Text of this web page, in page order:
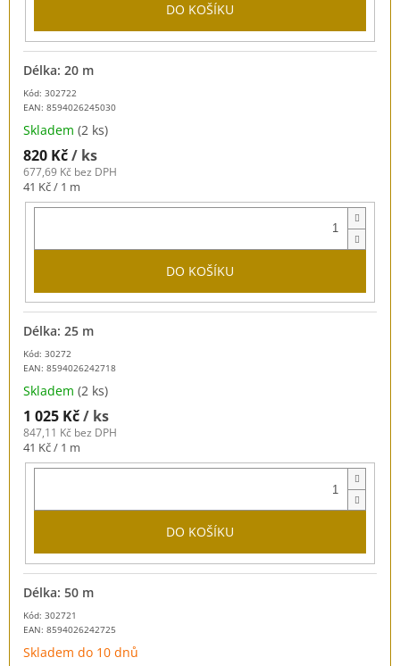
DO KOŠÍKU
Kód: 302722
EAN: 8594026245030
Délka: 20 m
Skladem (2 ks)
820 Kč/ ks
677,69 Kč bez DPH
Měrná
cena:
41 Kč / 1 m
DO KOŠÍKU
Kód: 30272
EAN: 8594026242718
Délka: 25 m
Skladem (2 ks)
1 025 Kč/ ks
847,11 Kč bez DPH
Měrná
cena:
41 Kč / 1 m
DO KOŠÍKU
Kód: 302721
EAN: 8594026242725
Délka: 50 m
Skladem do 10 dnů